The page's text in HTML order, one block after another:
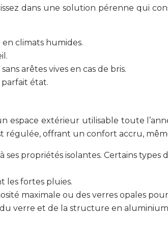
dans une solution pérenne qui
climats humides.
arêtes vives en cas de bris.
état.
extérieur utilisable toute
régulée, offrant un confort accru,
propriétés isolantes. Certains types
les fortes pluies.
maximale ou des verres opales
verre et de la structure en